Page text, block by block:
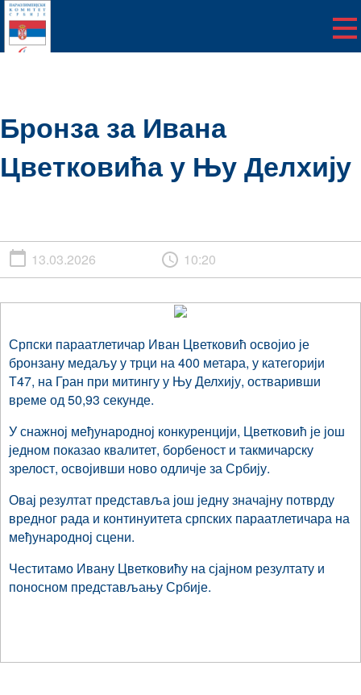
Бронза за Ивана
Цветковића у Њу Делхију
13.03.2026 10:20
Српски параатлетичар Иван Цветковић освојио је
бронзану медаљу у трци на 400 метара, у категорији
Т47, на Гран при митингу у Њу Делхију, остваривши
време од 50,93 секунде.
У снажној међународној конкуренцији, Цветковић је још
једном показао квалитет, борбеност и такмичарску
зрелост, освојивши ново одличје за Србију.
Овај резултат представља још једну значајну потврду
вредног рада и континуитета српских параатлетичара на
међународној сцени.
Честитамо Ивану Цветковићу на сјајном резултату и
поносном представљању Србије.